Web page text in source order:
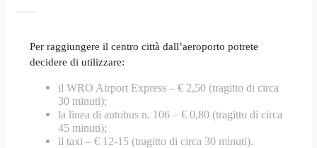
Per raggiungere il centro città dall’aeroporto potrete
decidere di utilizzare:
il WRO Airport Express – € 2,50 (tragitto di circa
30 minuti);
la linea di autobus n. 106 – € 0,80 (tragitto di circa
45 minuti);
il taxi – € 12-15 (tragitto di circa 30 minuti).